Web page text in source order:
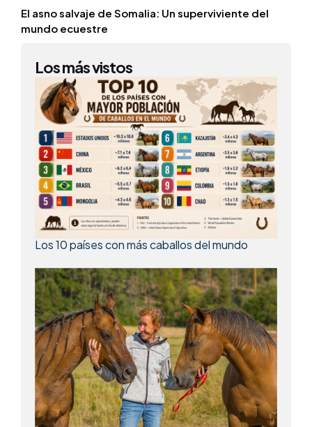
El asno salvaje de Somalia: Un superviviente del
mundo ecuestre
Los más vistos
Los 10 países con más caballos del mundo